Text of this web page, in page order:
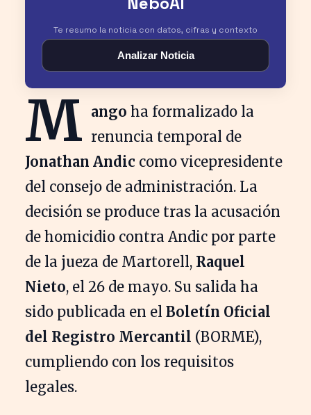
Te resumo la noticia con datos, cifras y contexto
Analizar Noticia
M ango ha formalizado la
renuncia temporal de
Jonathan Andic como vicepresidente
del consejo de administración. La
decisión se produce tras la acusación
de homicidio contra Andic por parte
de la jueza de Martorell, Raquel
Nieto, el 26 de mayo. Su salida ha
sido publicada en el Boletín Oficial
del Registro Mercantil (BORME),
cumpliendo con los requisitos
legales.